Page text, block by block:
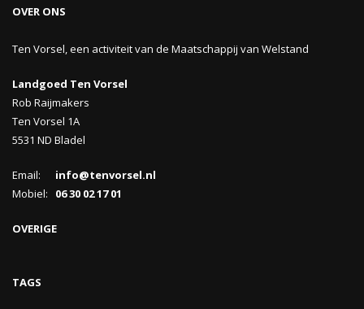
OVER ONS
Ten Vorsel, een activiteit van de Maatschappij van Welstand
Landgoed Ten Vorsel
Rob Raijmakers
Ten Vorsel 1A
5531 ND Bladel
Email:
info@tenvorsel.nl
Mobiel: 06 30 02 17 01
OVERIGE
TAGS